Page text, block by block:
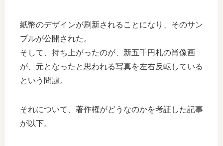
紙幣のデザインが刷新されることになり、そのサン
プルが公開された。
そして、持ち上がったのが、新五千円札の肖像画
が、元となったと思われる写真を左右反転している
という問題。
それについて、著作権がどうなのかを考証した記事
が以下。